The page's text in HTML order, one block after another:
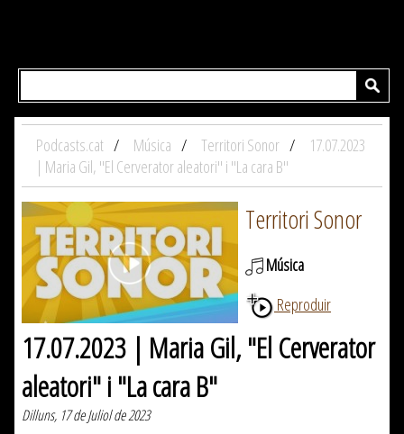
Podcasts.cat Música Territori Sonor
17.07.2023
| Maria Gil, "El Cerverator aleatori" i "La cara B"
Territori Sonor
Música
Reproduir
17.07.2023 | Maria Gil, "El Cerverator
aleatori" i "La cara B"
Dilluns, 17 de Juliol de 2023